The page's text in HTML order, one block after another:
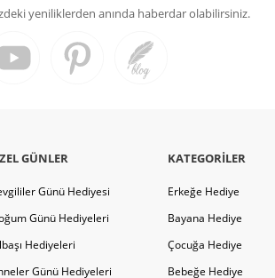
yeniliklerden anında haberdar olabilirsiniz.
GÜNLER
Günü Hediyesi
Günü Hediyeleri
Hediyeleri
Günü Hediyeleri
KATEGORILER
Erkeğe Hediye
Bayana Hediye
Çocuğa Hediye
Bebeğe Hediye